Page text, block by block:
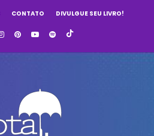
CONTATO DIVULGUE SEU LIVRO!